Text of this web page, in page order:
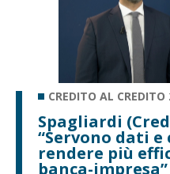
CREDITO AL CREDITO
Spagliardi
“Servono dati
rendere più
banca-impresa”